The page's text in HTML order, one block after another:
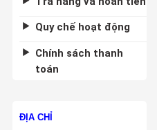
Quy chế hoạt động
Chính sách thanh
toán
ĐỊA CHỈ